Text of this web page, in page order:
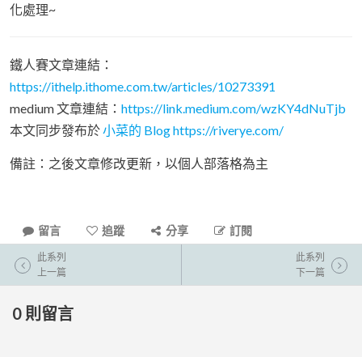
化處理~
鐵人賽文章連結：
https://ithelp.ithome.com.tw/articles/10273391
medium 文章連結： https://link.medium.com/wzKY4dNuTjb
本文同步發布於小菜的 Bloghttps://riverye.com/
備註：之後文章修改更新，以個人部落格為主
留言 追蹤 分享 訂閱
此系列
上一篇
此系列
下一篇
0 則留言